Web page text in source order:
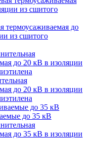
термоусаживаемая до
из сшитого
до 20 кВ в изоляции
до 35 кВ